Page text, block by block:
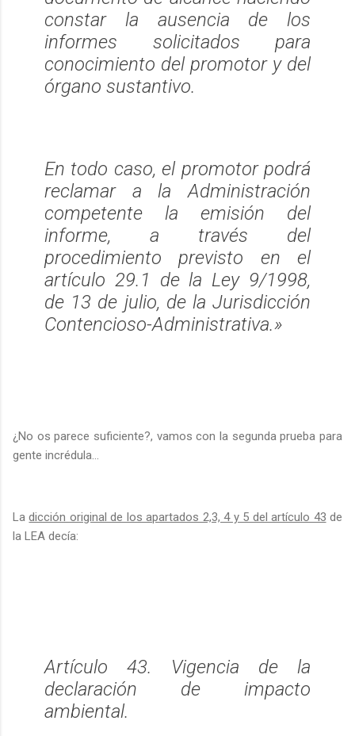
constar la ausencia de los
informes solicitados para
conocimiento del promotor y del
órgano sustantivo.
En todo caso, el promotor podrá
reclamar a la Administración
competente la emisión del
informe, a través del
procedimiento previsto en el
artículo 29.1 de la Ley 9/1998,
de 13 de julio, de la Jurisdicción
Contencioso-Administrativa.»
¿No os parece suficiente?, vamos con la segunda prueba para
gente incrédula…
Ladicción original de los apartados 2,3, 4 y 5 del artículo 43 de
la LEA decía:
Artículo 43. Vigencia de la
declaración de impacto
ambiental.